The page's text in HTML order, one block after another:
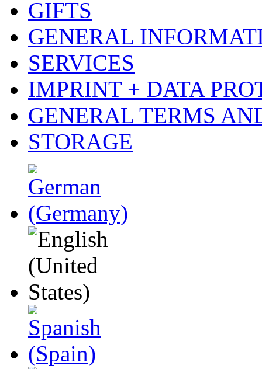
GIFTS
GENERAL
SERVICES
IMPRINT + DATA
GENERAL TERMS
STORAGE